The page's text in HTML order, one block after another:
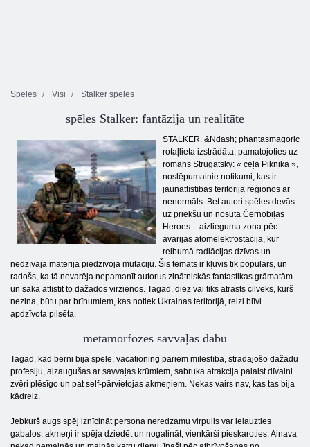
Spēles Visi Stalker spēles
spēles Stalker: fantāzija un realitāte
STALKER. &Ndash; phantasmagoric
rotaļlieta izstrādāta, pamatojoties uz
romāns Strugatsky: « ceļa Piknika »,
noslēpumainie notikumi, kas ir
jaunattīstības teritorijā reģionos ar
nenormāls. Bet autori spēles devās
uz priekšu un nosūta Černobiļas
Heroes – aizlieguma zona pēc
avārijas atomelektrostacijā, kur
reibumā radiācijas dzīvas un
nedzīvajā matērijā piedzīvoja mutāciju. Šis temats ir kļuvis tik populārs, un
radošs, ka tā nevarēja nepamanīt autorus zinātniskās fantastikas grāmatām
un sāka attīstīt to dažādos virzienos. Tagad, diez vai tiks atrasts cilvēks, kurš
nezina, būtu par brīnumiem, kas notiek Ukrainas teritorijā, reizi blīvi
apdzīvota pilsēta.
metamorfozes savvaļas dabu
Tagad, kad bērni bija spēlē, vacationing pāriem mīlestībā, strādājošo dažādu
profesiju, aizaugušas ar savvaļas krūmiem, sabruka atrakcija palaist dīvaini
zvēri plēsīgo un pat self-pārvietojas akmeņiem. Nekas vairs nav, kas tas bija
kādreiz.
Jebkurš augs spēj iznīcināt persona neredzamu virpulis var ielauzties
gabalos, akmeņi ir spēja dziedēt un nogalināt, vienkārši pieskaroties. Ainava